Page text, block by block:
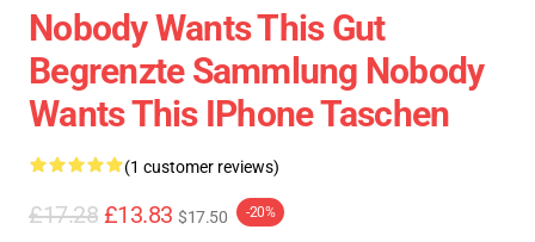
Nobody Wants This Gut
Begrenzte Sammlung Nobody
Wants This IPhone Taschen
(1 customer reviews)
£17.28 £13.83 $17.50 -20%